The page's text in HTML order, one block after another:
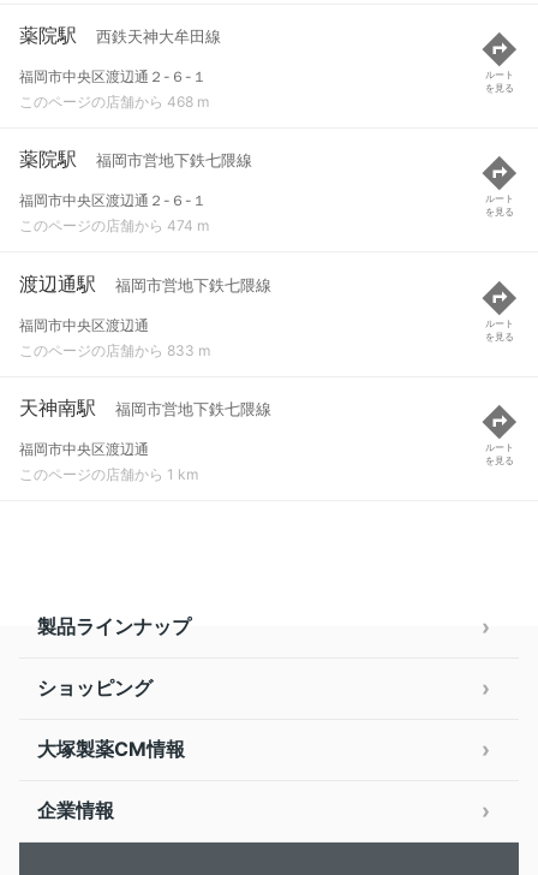
薬院駅 西鉄天神大牟田線
福岡市中央区渡辺通２-６-１
このページの店舗から 468 m
ルート
を見る
薬院駅 福岡市営地下鉄七隈線
福岡市中央区渡辺通２-６-１
このページの店舗から 474 m
ルート
を見る
渡辺通駅 福岡市営地下鉄七隈線
福岡市中央区渡辺通
このページの店舗から 833 m
ルート
を見る
天神南駅 福岡市営地下鉄七隈線
福岡市中央区渡辺通
このページの店舗から 1 km
ルート
を見る
製品ラインナップ
ショッピング
大塚製薬CM情報
企業情報